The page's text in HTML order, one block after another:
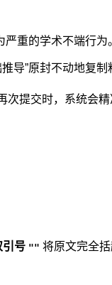
严重的学术不端行为
导”原封不动地复制
提交时，系统会
引号 "" 将原文完全